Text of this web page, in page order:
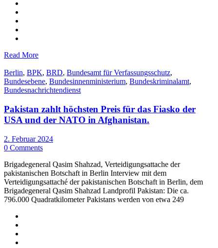
Read More
Berlin, BPK, BRD, Bundesamt für Verfassungsschutz,
Bundesebene, Bundesinnenministerium, Bundeskriminalamt,
Bundesnachrichtendienst
Pakistan zahlt höchsten Preis für das Fiasko der
USA und der NATO in Afghanistan.
2. Februar 2024
0 Comments
Brigadegeneral Qasim Shahzad, Verteidigungsattache der
pakistanischen Botschaft in Berlin Interview mit dem
Verteidigungsattaché der pakistanischen Botschaft in Berlin, dem
Brigadegeneral Qasim Shahzad Landprofil Pakistan: Die ca.
796.000 Quadratkilometer Pakistans werden von etwa 249